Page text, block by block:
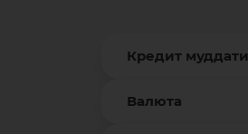
Кредит муддати
Валюта